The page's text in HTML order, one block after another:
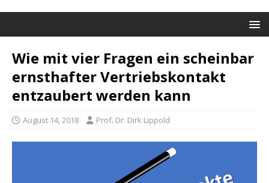
Wie mit vier Fragen ein scheinbar
ernsthafter Vertriebskontakt
entzaubert werden kann
August 14, 2018 Prof. Dr. Dirk Lippold